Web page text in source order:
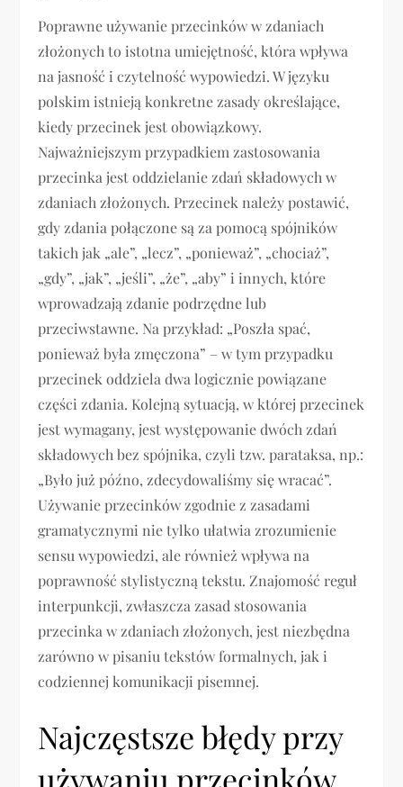
Poprawne używanie przecinków w zdaniach
złożonych to istotna umiejętność, która wpływa
na jasność i czytelność wypowiedzi. W języku
polskim istnieją konkretne zasady określające,
kiedy przecinek jest obowiązkowy.
Najważniejszym przypadkiem zastosowania
przecinka jest oddzielanie zdań składowych w
zdaniach złożonych. Przecinek należy postawić,
gdy zdania połączone są za pomocą spójników
takich jak „ale”, „lecz”, „ponieważ”, „chociaż”,
„gdy”, „jak”, „jeśli”, „że”, „aby” i innych, które
wprowadzają zdanie podrzędne lub
przeciwstawne. Na przykład: „Poszła spać,
ponieważ była zmęczona” – w tym przypadku
przecinek oddziela dwa logicznie powiązane
części zdania. Kolejną sytuacją, w której przecinek
jest wymagany, jest występowanie dwóch zdań
składowych bez spójnika, czyli tzw. parataksa, np.:
„Było już późno, zdecydowaliśmy się wracać”.
Używanie przecinków zgodnie z zasadami
gramatycznymi nie tylko ułatwia zrozumienie
sensu wypowiedzi, ale również wpływa na
poprawność stylistyczną tekstu. Znajomość reguł
interpunkcji, zwłaszcza zasad stosowania
przecinka w zdaniach złożonych, jest niezbędna
zarówno w pisaniu tekstów formalnych, jak i
codziennej komunikacji pisemnej.
Najczęstsze błędy przy